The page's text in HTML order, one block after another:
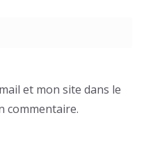
et mon site dans le
commentaire.